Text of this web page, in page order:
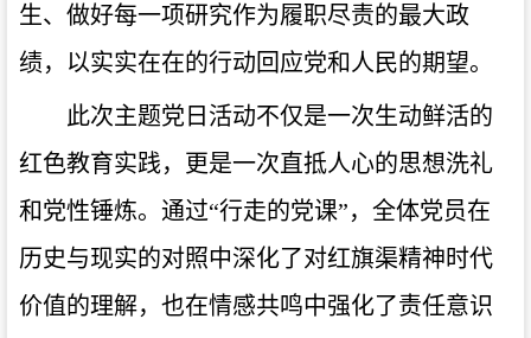
生、做好每一项研究作为履职尽责的最大政
绩，以实实在在的行动回应党和人民的期望。
此次主题党日活动不仅是一次生动鲜活的
红色教育实践，更是一次直抵人心的思想洗礼
和党性锤炼。通过“行走的党课”，全体党员在
历史与现实的对照中深化了对红旗渠精神时代
价值的理解，也在情感共鸣中强化了责任意识